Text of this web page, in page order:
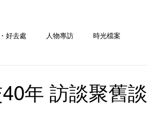
好去處 人物專訪 時光檔案
年 訪談聚舊